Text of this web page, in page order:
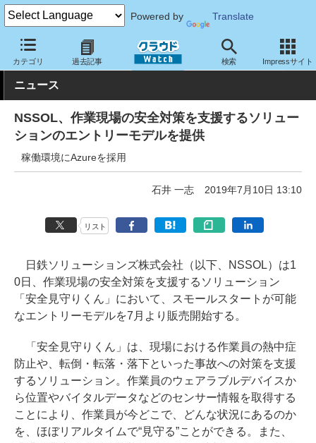
Powered by Translate
カテゴリ 過去記事 検索 Impressサイト
クラウド Watch サービス・ソフト サービス 業務関連
ニュース
NSSOL、作業現場の安全対策を支援するソリュー
ションのエントリーモデルを提供
稼働環境にAzureを採用
石井 一志 2019年7月10日 13:10
リスト
日鉄ソリューションズ株式会社（以下、NSSOL）は1
0日、作業現場の安全対策を支援するソリューション
「安全見守りくん」において、スモールスタートが可能
なエントリーモデルを7月より販売開始する。
「安全見守りくん」は、現場における作業員の熱中症
防止や、転倒・転落・落下といった事故への対策を支援
するソリューション。作業員のウェアラブルデバイスか
ら位置やバイタルデータなどのセンサー情報を取得する
ことにより、作業員が今どこで、どんな状況にあるのか
を、ほぼリアルタイムで“見守る”ことができる。また、